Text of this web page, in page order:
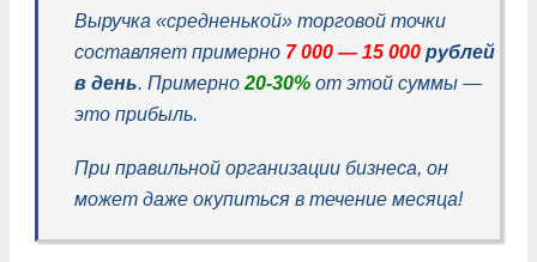
Выручка «средненькой» торговой точки
составляет примерно 7 000 — 15 000 рублей
в день. Примерно 20-30% от этой суммы —
это прибыль.
При правильной организации бизнеса, он
может даже окупиться в течение месяца!